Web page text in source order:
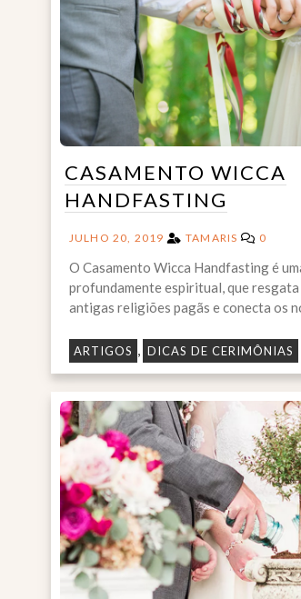
CASAMENTO WICCA
HANDFASTING
JULHO 20, 2019 TAMARIS 0
O Casamento Wicca Handfasting é
profundamente espiritual, que
antigas religiões pagãs e conecta os
ARTIGOS , DICAS DE CERIMÔNIAS